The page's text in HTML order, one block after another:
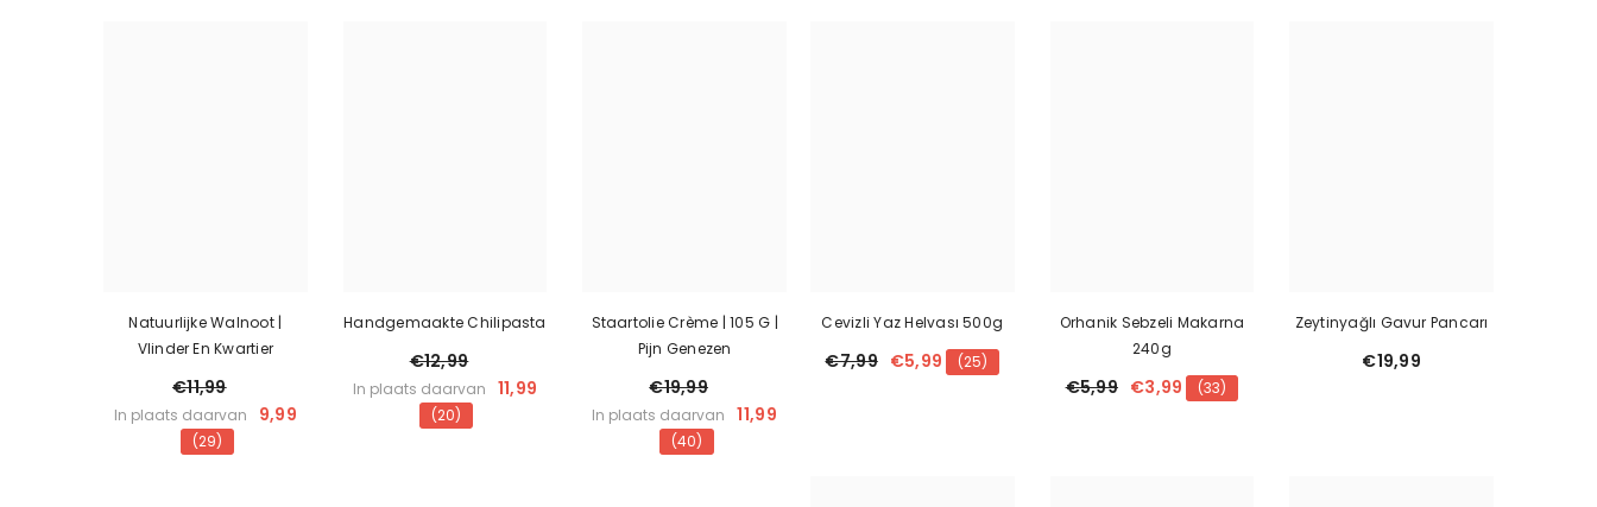
Natuurlijke Walnoot |
Vlinder En Kwartier
€11,99
In plaats daarvan 9,99
(29)
Handgemaakte Chilipasta
€12,99
In plaats daarvan 11,99
(20)
Staartolie Crème | 105 G |
Pijn Genezen
€19,99
In plaats daarvan 11,99
(40)
Cevizli Yaz Helvası 500g
€7,99 €5,99 (25)
Orhanik Sebzeli Makarna
240g
€5,99 €3,99 (33)
Zeytinyağlı Gavur Pancarı
€19,99